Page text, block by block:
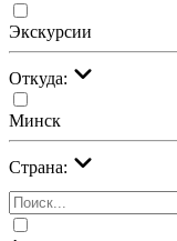
Экскурсии
Откуда:
Минск
Страна: